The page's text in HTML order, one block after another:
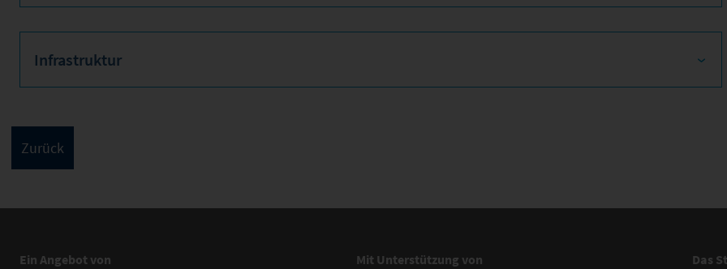
Infrastruktur
Ein Angebot von Mit Unterstützung von Das